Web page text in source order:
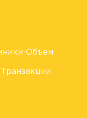
Объем